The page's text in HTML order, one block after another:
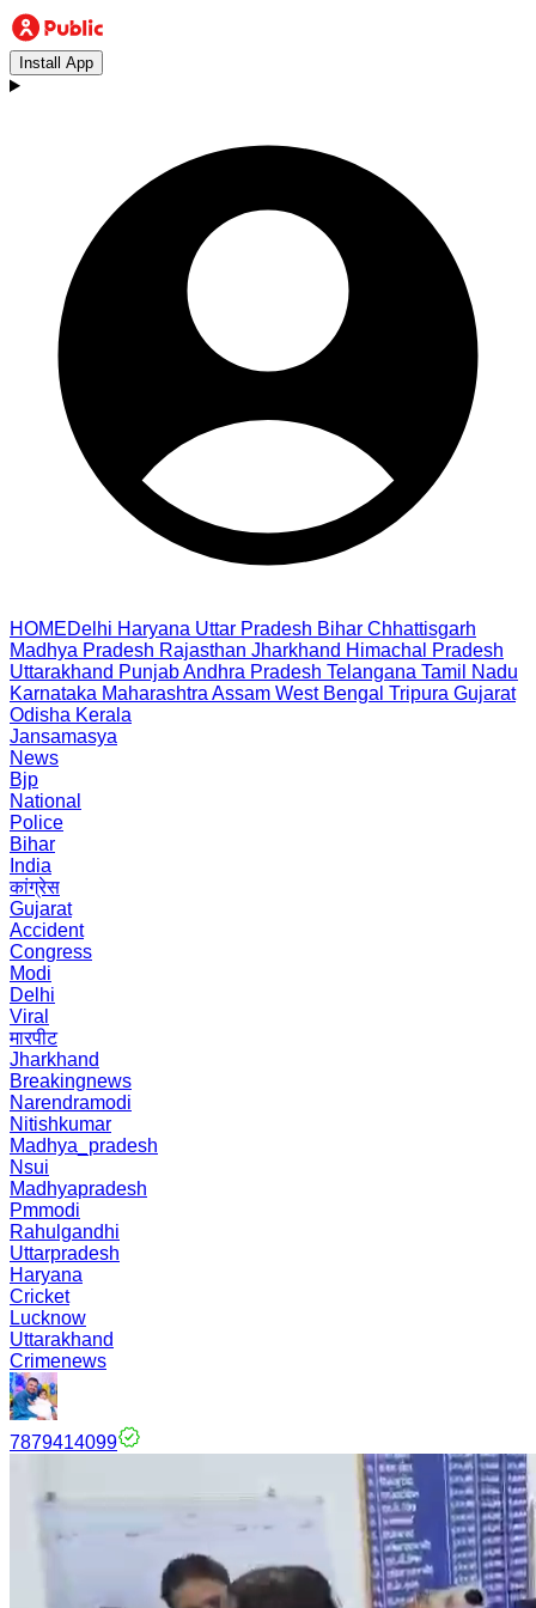
Install App
HOMEDelhi Haryana Uttar Pradesh Bihar Chhattisgarh
Madhya Pradesh Rajasthan Jharkhand Himachal Pradesh
Uttarakhand PunjabAndhra Pradesh Telangana Tamil Nadu
Karnataka Maharashtra Assam West Bengal Tripura Gujarat
Odisha Kerala
Jansamasya
News
Bjp
National
Police
Bihar
India
कांग्रेस
Gujarat
Accident
Congress
Modi
Delhi
Viral
मारपीट
Jharkhand
Breakingnews
Narendramodi
Nitishkumar
Madhya_pradesh
Nsui
Madhyapradesh
Pmmodi
Rahulgandhi
Uttarpradesh
Haryana
Cricket
Lucknow
Uttarakhand
Crimenews
7879414099